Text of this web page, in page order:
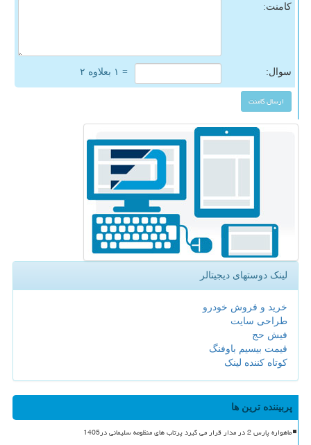
کامنت:
سوال: = ۱ بعلاوه ۲
لینک دوستهای دیجیتالر
خرید و فروش خودرو
طراحی سایت
فیش حج
قیمت بیسیم باوفنگ
کوتاه کننده لینک
پربیننده ترین ها
ماهواره پارس 2 در مدار قرار می گیرد پرتاب های منظومه سلیمانی در1405